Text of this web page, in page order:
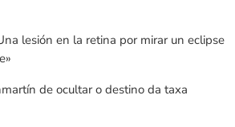
lesión en la retina por mirar un eclipse
de ocultar o destino da taxa